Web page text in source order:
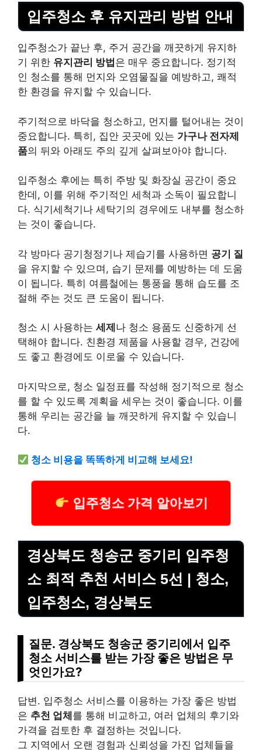
입주청소 후 유지관리 방법 안내
입주청소가 끝난 후, 주거 공간을 깨끗하게 유지하
기 위한 유지관리 방법 은 매우 중요합니다. 정기적
인 청소를 통해 먼지와 오염물질을 예방하고, 쾌적
한 환경을 유지할 수 있습니다.
주기적으로 바닥을 청소하고, 먼지를 털어내는 것이
중요합니다. 특히, 집안 곳곳에 있는 가구나 전자제
품의 뒤와 아래도 주의 깊게 살펴보아야 합니다.
입주청소 후에는 특히 주방 및 화장실 공간이 중요
한데, 이를 위해 주기적인 세척과 소독이 필요합니
다. 식기세척기나 세탁기의 경우에도 내부를 청소하
는 것이 좋습니다.
각 방마다 공기청정기나 제습기를 사용하면 공기 질
을 유지할 수 있으며, 습기 문제를 예방하는 데 도움
이 됩니다. 특히 여름철에는 통풍을 통해 습도를 조
절해 주는 것도 큰 도움이 됩니다.
청소 시 사용하는 세제 나 청소 용품도 신중하게 선
택해야 합니다. 친환경 제품을 사용할 경우, 건강에
도 좋고 환경에도 이로울 수 있습니다.
마지막으로, 청소 일정표를 작성해 정기적으로 청소
를 할 수 있도록 계획을 세우는 것이 좋습니다. 이를
통해 우리는 공간을 늘 깨끗하게 유지할 수 있습니
다.
청소 비용을 똑똑하게 비교해 보세요!
입주청소 가격 알아보기
경상북도 청송군 중기리 입주청
소 최적 추천 서비스 5선 | 청소,
입주청소, 경상북도
질문. 경상북도 청송군 중기리에서 입주
청소 서비스를 받는 가장 좋은 방법은 무
엇인가요?
답변. 입주청소 서비스를 이용하는 가장 좋은 방법
은 추천 업체 를 통해 비교하고, 여러 업체의 후기와
가격을 검토한 후 결정하는 것입니다.
그 지역에서 오랜 경험과 신뢰성을 가진 업체들을